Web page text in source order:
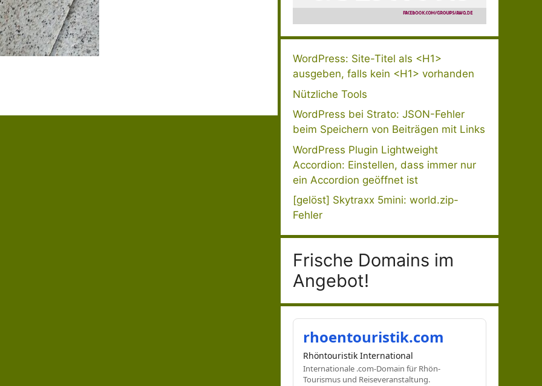
WordPress: Site-Titel als <H1>
ausgeben, falls kein <H1> vorhanden
Nützliche Tools
WordPress bei Strato: JSON-Fehler
beim Speichern von Beiträgen mit Links
WordPress Plugin Lightweight
Accordion: Einstellen, dass immer nur
ein Accordion geöffnet ist
[gelöst] Skytraxx 5mini: world.zip-
Fehler
Frische Domains im
Angebot!
rhoentouristik.com
Rhöntouristik International
Internationale .com-Domain für Rhön-
Tourismus und Reiseveranstaltung.